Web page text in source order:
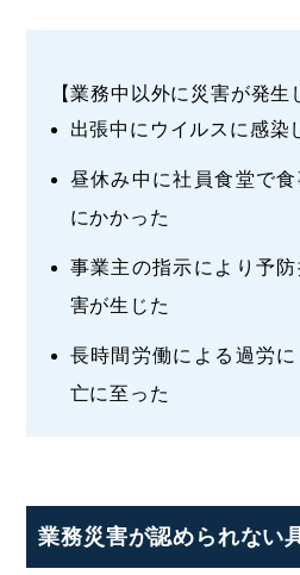
【業務中以外に災害が発生
出張中にウイルスに感染
昼休み中に社員食堂で
にかかった
事業主の指示により予
害が生じた
長時間労働による過労
亡に至った
業務災害が認められない